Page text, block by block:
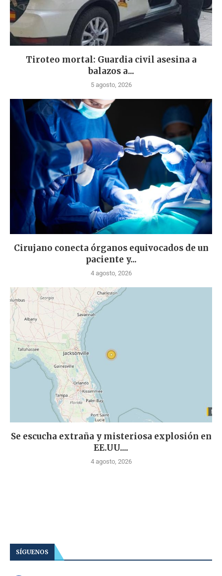
Tiroteo mortal: Guardia civil asesina a
balazos a...
5 agosto, 2026
Cirujano conecta órganos equivocados de un
paciente y...
4 agosto, 2026
Se escucha extraña y misteriosa explosión en
EE.UU....
4 agosto, 2026
SÍGUENOS